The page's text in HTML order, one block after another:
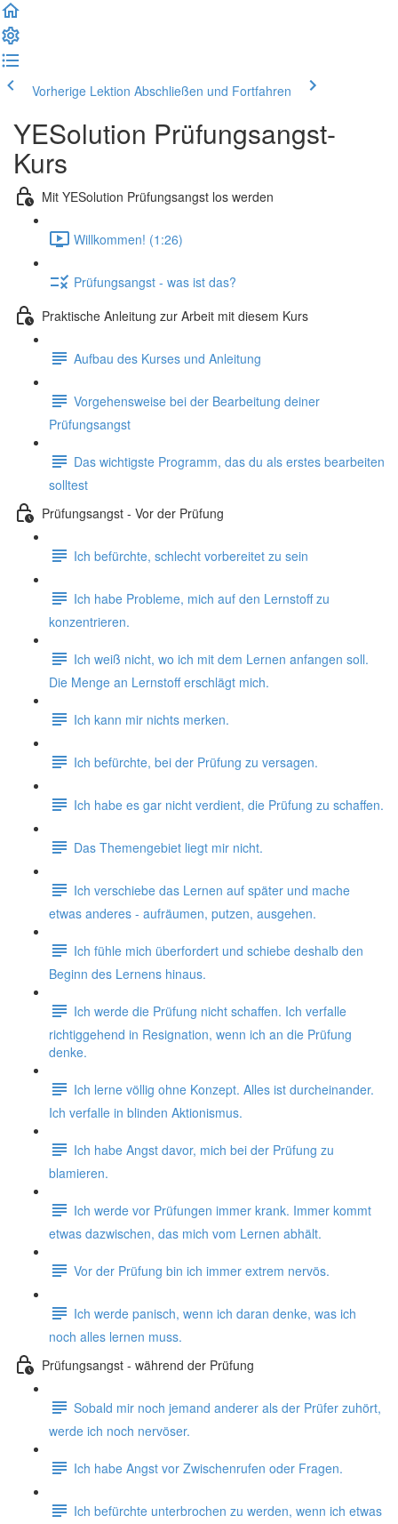
Vorherige Lektion Abschließen und Fortfahren
YESolution Prüfungsangst-
Kurs
Mit YESolution Prüfungsangst los werden
Willkommen! (1:26)
Prüfungsangst - was ist das?
Praktische Anleitung zur Arbeit mit diesem Kurs
Aufbau des Kurses und Anleitung
Vorgehensweise bei der Bearbeitung deiner
Prüfungsangst
Das wichtigste Programm, das du als erstes bearbeiten
solltest
Prüfungsangst - Vor der Prüfung
Ich befürchte, schlecht vorbereitet zu sein
Ich habe Probleme, mich auf den Lernstoff zu
konzentrieren.
Ich weiß nicht, wo ich mit dem Lernen anfangen soll.
Die Menge an Lernstoff erschlägt mich.
Ich kann mir nichts merken.
Ich befürchte, bei der Prüfung zu versagen.
Ich habe es gar nicht verdient, die Prüfung zu schaffen.
Das Themengebiet liegt mir nicht.
Ich verschiebe das Lernen auf später und mache
etwas anderes - aufräumen, putzen, ausgehen.
Ich fühle mich überfordert und schiebe deshalb den
Beginn des Lernens hinaus.
Ich werde die Prüfung nicht schaffen. Ich verfalle
richtiggehend in Resignation, wenn ich an die Prüfung
denke.
Ich lerne völlig ohne Konzept. Alles ist durcheinander.
Ich verfalle in blinden Aktionismus.
Ich habe Angst davor, mich bei der Prüfung zu
blamieren.
Ich werde vor Prüfungen immer krank. Immer kommt
etwas dazwischen, das mich vom Lernen abhält.
Vor der Prüfung bin ich immer extrem nervös.
Ich werde panisch, wenn ich daran denke, was ich
noch alles lernen muss.
Prüfungsangst - während der Prüfung
Sobald mir noch jemand anderer als der Prüfer zuhört,
werde ich noch nervöser.
Ich habe Angst vor Zwischenrufen oder Fragen.
Ich befürchte unterbrochen zu werden, wenn ich etwas